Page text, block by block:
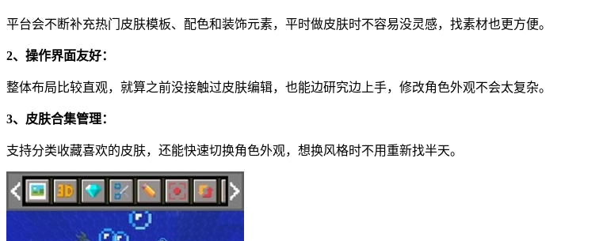
平台会不断补充热门皮肤模板、配色和装饰元素，平时做皮肤时不容易没灵感，找素材也更方便。
2、操作界面友好：
整体布局比较直观，就算之前没接触过皮肤编辑，也能边研究边上手，修改角色外观不会太复杂。
3、皮肤合集管理：
支持分类收藏喜欢的皮肤，还能快速切换角色外观，想换风格时不用重新找半天。